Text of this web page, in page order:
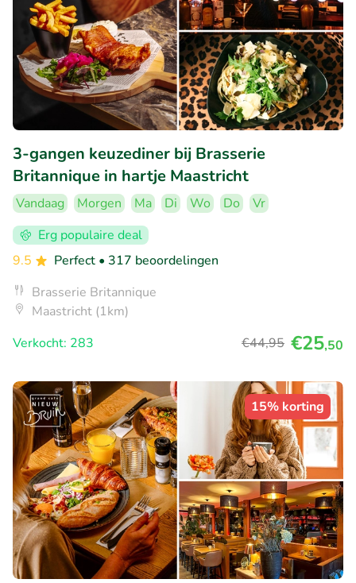
3-gangen keuzediner bij Brasserie
Britannique in hartje Maastricht
Vandaag Morgen Ma Di Wo Do
Vr
Erg populaire deal
9.5
Perfect • 317 beoordelingen
Brasserie Britannique
Maastricht (1km)
Verkocht: 283
€44,95 €25,50
15% korting